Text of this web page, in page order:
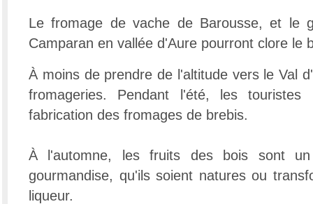
Le fromage de vache de Barousse, et le
Camparan en vallée d'Aure pourront clore le
À moins de prendre de l'altitude vers le Val
fromageries. Pendant l'été, les
fabrication des fromages de brebis.
À l'automne, les fruits des bois sont
gourmandise, qu'ils soient natures ou
liqueur.